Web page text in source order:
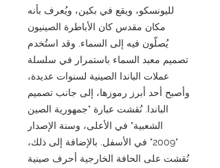
لليونسكو، ويقع في بكين، ويُعرف بأنه
مكان مقدس كان الأباطرة الصينيون
يُصلّون فيه إلى السماء. وقد استُخدم
تصميم معبد السماء باستمرار في سلسلة
عملات الباندا الصينية لسنوات عديدة،
وأصبح أحد أبرز رموزها، إلى جانب تصميم
الباندا. نُقشت عبارة "جمهورية الصين
الشعبية" في الأعلى، وسنة الإصدار
"2009" في الأسفل. بالإضافة إلى ذلك،
نُقشت على الحافة الخارجية أحرف صينية